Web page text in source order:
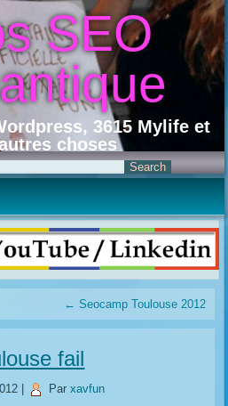
SEO
3615 Mylife et
choses
← Seocamp Toulouse 2012
fail
Par xavfun